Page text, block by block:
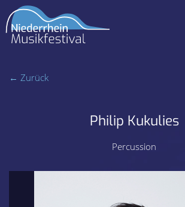
← Zurück
Philip Kukulies
Percussion